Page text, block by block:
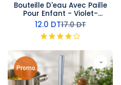
Bouteille D'eau Avec Paille
Pour Enfant - Violet-
350ml
12.0 DT17.0DT
Promo